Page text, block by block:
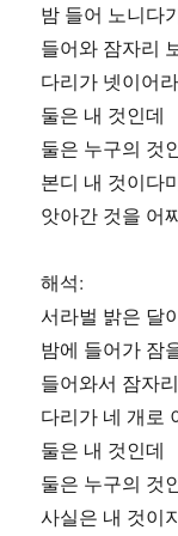
밤 들어 노니다
들어와 잠자리
다리가 넷이어라
둘은 내 것인데
둘은 누구의 것
본디 내 것이다
앗아간 것을 어
해석:
서라벌 밝은 달
밤에 들어가 잠
들어와서 잠자
다리가 네 개로
둘은 내 것인데
둘은 누구의 것
사실은 내 것이